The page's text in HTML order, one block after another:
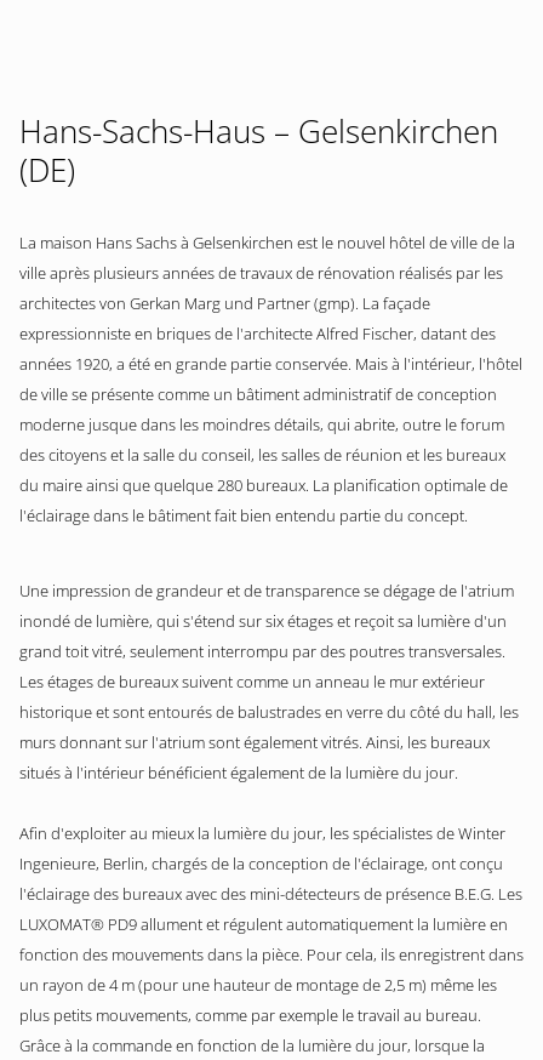
Hans-Sachs-Haus – Gelsenkirchen
(DE)
La maison Hans Sachs à Gelsenkirchen est le nouvel hôtel de ville de la
ville après plusieurs années de travaux de rénovation réalisés par les
architectes von Gerkan Marg und Partner (gmp). La façade
expressionniste en briques de l'architecte Alfred Fischer, datant des
années 1920, a été en grande partie conservée. Mais à l'intérieur, l'hôtel
de ville se présente comme un bâtiment administratif de conception
moderne jusque dans les moindres détails, qui abrite, outre le forum
des citoyens et la salle du conseil, les salles de réunion et les bureaux
du maire ainsi que quelque 280 bureaux. La planification optimale de
l'éclairage dans le bâtiment fait bien entendu partie du concept.
Une impression de grandeur et de transparence se dégage de l'atrium
inondé de lumière, qui s'étend sur six étages et reçoit sa lumière d'un
grand toit vitré, seulement interrompu par des poutres transversales.
Les étages de bureaux suivent comme un anneau le mur extérieur
historique et sont entourés de balustrades en verre du côté du hall, les
murs donnant sur l'atrium sont également vitrés. Ainsi, les bureaux
situés à l'intérieur bénéficient également de la lumière du jour.
Afin d'exploiter au mieux la lumière du jour, les spécialistes de Winter
Ingenieure, Berlin, chargés de la conception de l'éclairage, ont conçu
l'éclairage des bureaux avec des mini-détecteurs de présence B.E.G. Les
LUXOMAT® PD9 allument et régulent automatiquement la lumière en
fonction des mouvements dans la pièce. Pour cela, ils enregistrent dans
un rayon de 4 m (pour une hauteur de montage de 2,5 m) même les
plus petits mouvements, comme par exemple le travail au bureau.
Grâce à la commande en fonction de la lumière du jour, lorsque la